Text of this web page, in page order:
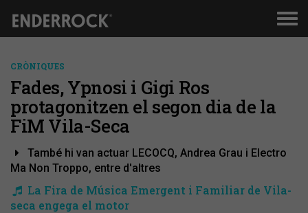
CRÒNIQUES
Fades, Ypnosi i Gigi Ros
protagonitzen el segon dia de la
FiM Vila-Seca
També hi van actuar LECOCQ, Andrea Grau i Electro
Ma Non Troppo, entre d'altres
​La Fira de Música Emergent i Familiar de Vila-
seca engega el motor